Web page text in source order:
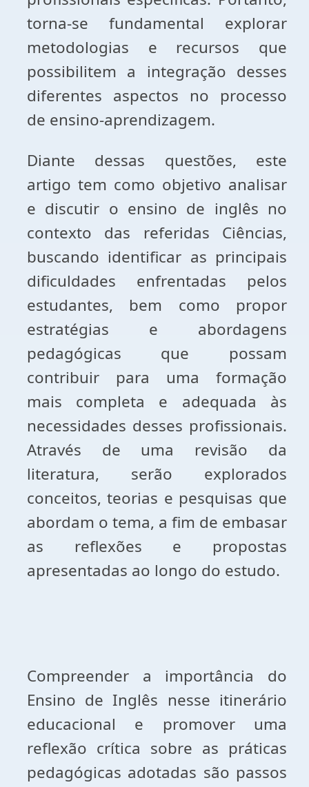
torna-se fundamental explorar
metodologias e recursos que
possibilitem a integração desses
diferentes aspectos no processo
de ensino-aprendizagem.
Diante dessas questões, este
artigo tem como objetivo analisar
e discutir o ensino de inglês no
contexto das referidas Ciências,
buscando identificar as principais
dificuldades enfrentadas pelos
estudantes, bem como propor
estratégias e abordagens
pedagógicas que possam
contribuir para uma formação
mais completa e adequada às
necessidades desses profissionais.
Através de uma revisão da
literatura, serão explorados
conceitos, teorias e pesquisas que
abordam o tema, a fim de embasar
as reflexões e propostas
apresentadas ao longo do estudo.
Compreender a importância do
Ensino de Inglês nesse itinerário
educacional e promover uma
reflexão crítica sobre as práticas
pedagógicas adotadas são passos